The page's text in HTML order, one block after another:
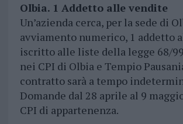
Olbia. 1 Addetto alle vendite
Un’azienda cerca, per la sede di
avviamento numerico, 1 addetto
iscritto alle liste della legge 68/
nei CPI di Olbia e Tempio
contratto sarà a tempo
Domande dal 28 aprile al 9
CPI di appartenenza.